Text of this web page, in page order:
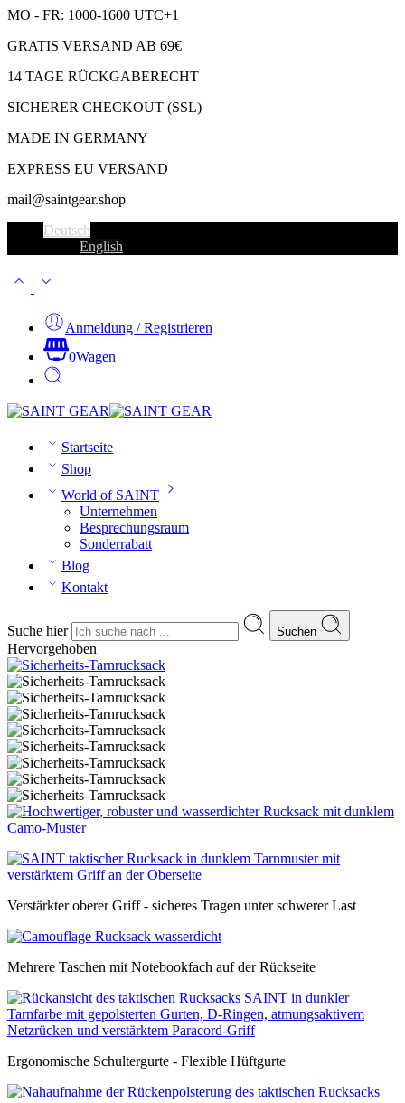
MO - FR: 1000-1600 UTC+1
GRATIS VERSAND AB 69€
14 TAGE RÜCKGABERECHT
SICHERER CHECKOUT (SSL)
MADE IN GERMANY
EXPRESS EU VERSAND
mail@saintgear.shop
Deutsch
English
Anmeldung / Registrieren
0Wagen
Startseite
Shop
World of SAINT
Unternehmen
Besprechungsraum
Sonderrabatt
Blog
Kontakt
Suche hier Suchen
Hervorgehoben
Verstärkter oberer Griff - sicheres Tragen unter schwerer Last
Mehrere Taschen mit Notebookfach auf der Rückseite
Ergonomische Schultergurte - Flexible Hüftgurte